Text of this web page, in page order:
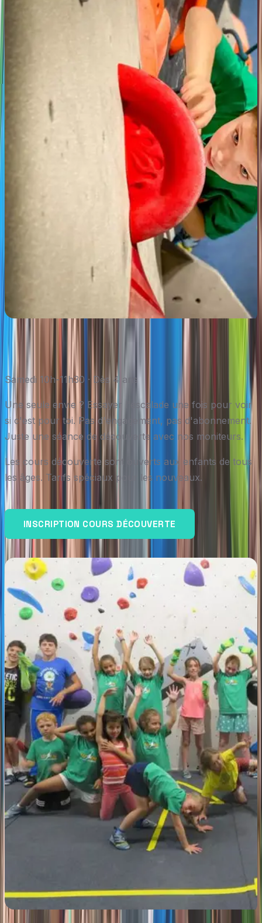
Samedi 10h-11h30 · Dès 4 ans
Une seule envie ? Essayer l'escalade une fois pour voir
si c'est pour toi. Pas d'engagement, pas d'abonnement.
Juste une séance de découverte avec nos moniteurs.
Les cours découverte sont ouverts aux enfants de tous
les âges. Tarifs spéciaux pour les nouveaux.
INSCRIPTION COURS DÉCOUVERTE